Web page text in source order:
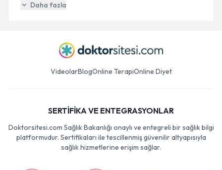
Daha fazla
VideolarBlogOnline TerapiOnline Diyet
SERTİFİKA VE ENTEGRASYONLAR
Doktorsitesi.com Sağlık Bakanlığı onaylı ve entegreli bir sağlık bilgi
platformudur. Sertifikaları ile tescillenmiş güvenilir altyapısıyla
sağlık hizmetlerine erişim sağlar.